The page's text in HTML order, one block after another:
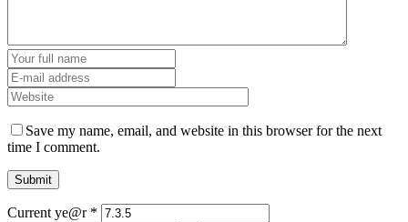
Save my name, email, and website in this browser for the next
time I comment.
Current ye@r *